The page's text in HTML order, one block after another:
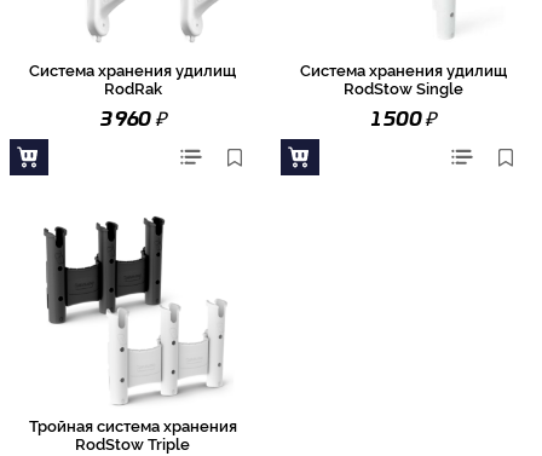
Система хранения удилищ
RodRak
3 960₽
Система хранения удилищ
RodStow Single
1 500₽
Тройная система хранения
RodStow Triple